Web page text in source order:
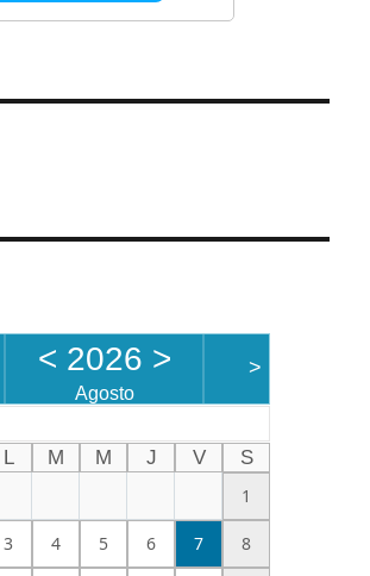
< 2026 >
Agosto
>
L M M J V
S
1
3 4 5 6 7 8